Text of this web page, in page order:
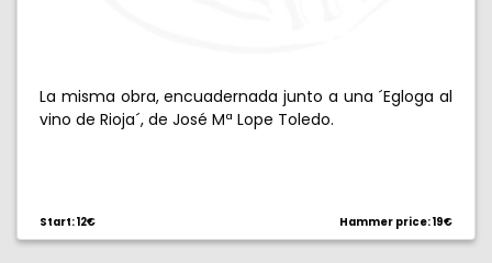
La misma obra, encuadernada junto a una ´Egloga al
vino de Rioja´, de José Mª Lope Toledo.
Start: 12€ Hammer price: 19€